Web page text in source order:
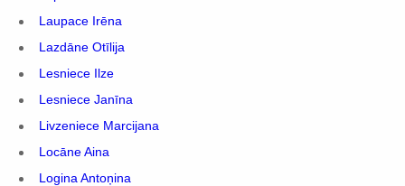
Laupace Irēna
Lazdāne Otīlija
Lesniece Ilze
Lesniece Janīna
Livzeniece Marcijana
Locāne Aina
Logina Antoņina